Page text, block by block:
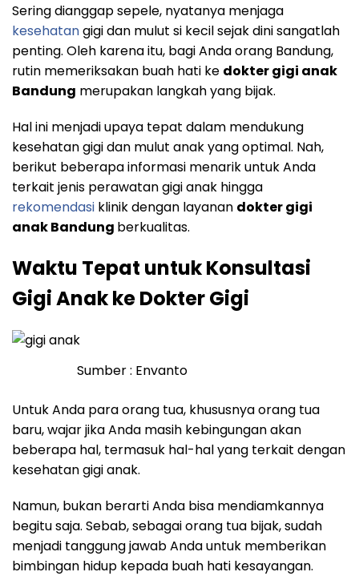
Sering dianggap sepele, nyatanya menjaga
kesehatangigi dan mulut si kecil sejak dini sangatlah
penting. Oleh karena itu, bagi Anda orang Bandung,
rutin memeriksakan buah hati ke dokter gigi anak
Bandung merupakan langkah yang bijak.
Hal ini menjadi upaya tepat dalam mendukung
kesehatan gigi dan mulut anak yang optimal. Nah,
berikut beberapa informasi menarik untuk Anda
terkait jenis perawatan gigi anak hingga
rekomendasi klinik dengan layanan dokter gigi
anak Bandung berkualitas.
Waktu Tepat untuk Konsultasi
Gigi Anak ke Dokter Gigi
Sumber : Envanto
Untuk Anda para orang tua, khususnya orang tua
baru, wajar jika Anda masih kebingungan akan
beberapa hal, termasuk hal-hal yang terkait dengan
kesehatan gigi anak.
Namun, bukan berarti Anda bisa mendiamkannya
begitu saja. Sebab, sebagai orang tua bijak, sudah
menjadi tanggung jawab Anda untuk memberikan
bimbingan hidup kepada buah hati kesayangan.